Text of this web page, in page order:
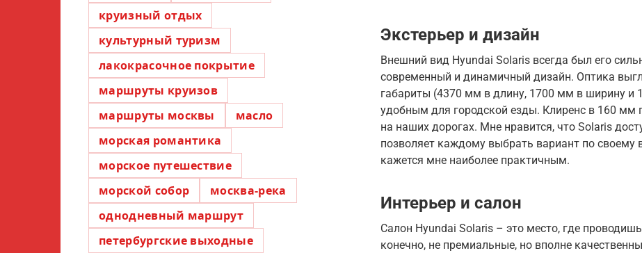
Экстерьер и дизайн
Внешний вид Hyundai Solaris всегда был его
современный и динамичный дизайн. Оптика
габариты (4370 мм в длину, 1700 мм в ширину и
удобным для городской езды. Клиренс в 160 мм
на наших дорогах. Мне нравится, что Solaris
позволяет каждому выбрать вариант по своему
кажется мне наиболее практичным.
Интерьер и салон
Салон Hyundai Solaris – это место, где
конечно, не премиальные, но вполне
круизный отдых
культурный туризм
лакокрасочное покрытие
маршруты круизов
маршруты москвы
масло
морская романтика
морское путешествие
морской собор
москва-река
однодневный маршрут
петербургские выходные